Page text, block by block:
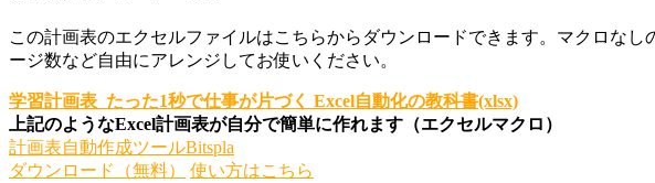
この計画表のエクセルファイルはこちらからダウンロードできます。マクロな
ージ数など自由にアレンジしてお使いください。
学習計画表_たった1秒で仕事が片づく Excel自動化の教科書(xlsx)
上記のようなExcel計画表が自分で簡単に作れます（エクセルマクロ）
計画表自動作成ツールBitspla
ダウンロード（無料）
使い方はこちら